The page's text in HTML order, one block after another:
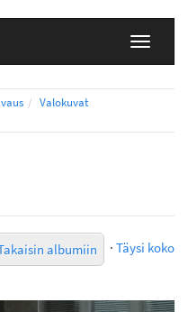
Valokuvat
albumiin · Täysi koko